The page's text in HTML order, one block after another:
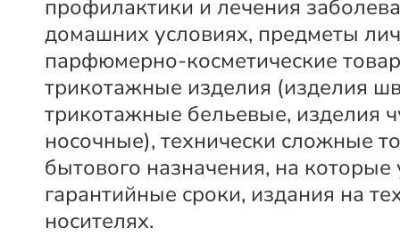
профилактики и лечения
домашних условиях, предметы
парфюмерно-косметические
трикотажные изделия (изделия
трикотажные бельевые, изделия
носочные), технически сложные
бытового назначения, на которые
гарантийные сроки, издания на
носителях.